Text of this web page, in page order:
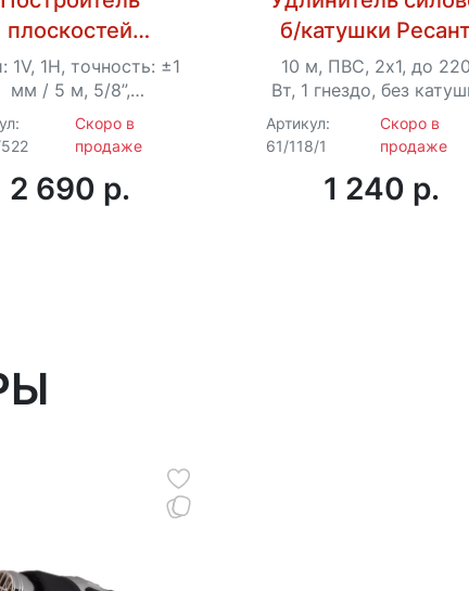
плоскостей
ПЛ-2
Ресанта
1V, 1H, точность: ±1
мм / 5 м, 5/8”,
±4°,
питание от 2×АА
Скоро в
продаже
2 690 p.
б/катушки
СУ-2х1-10/0
10 м, ПВС, 2х1, до
Вт, 1 гнездо, без
IP44
Артикул:
61/118/1
Скоро в
продаже
1 240 p.